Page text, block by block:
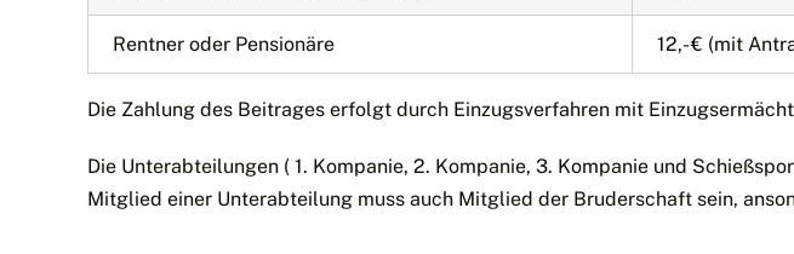
Rentner oder Pensionäre 12,- € (mit
Die Zahlung des Beitrages erfolgt durch Einzugsverfahren mit
Die Unterabteilungen ( 1. Kompanie, 2. Kompanie, 3. Kompanie und
Mitglied einer Unterabteilung muss auch Mitglied der Bruderschaft sein,